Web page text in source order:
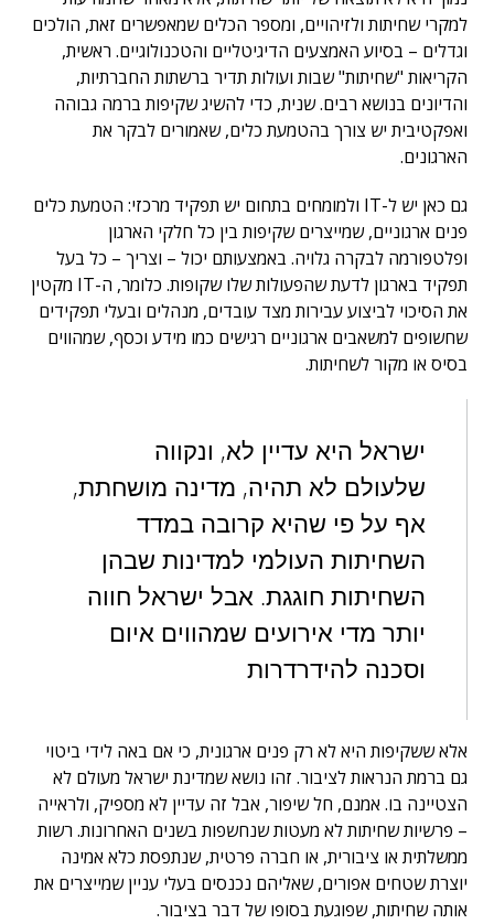
למקרי שחיתות ולזיהויים, ומספר הכלים שמאפשרים זאת, הולכים
וגדלים – בסיוע האמצעים הדיגיטליים והטכנולוגיים. ראשית,
הקריאות "שחיתות" שבות ועולות תדיר ברשתות החברתיות,
והדיונים בנושא רבים. שנית, כדי להשיג שקיפות ברמה גבוהה
ואפקטיבית יש צורך בהטמעת כלים, שאמורים לבקר את
הארגונים.
גם כאן יש ל-IT ולמומחים בתחום יש תפקיד מרכזי: הטמעת כלים
פנים ארגוניים, שמייצרים שקיפות בין כל חלקי הארגון
ופלטפורמה לבקרה גלויה. באמצעותם יכול – וצריך – כל בעל
תפקיד בארגון לדעת שהפעולות שלו שקופות. כלומר, ה-IT מקטין
את הסיכוי לביצוע עבירות מצד עובדים, מנהלים ובעלי תפקידים
שחשופים למשאבים ארגוניים רגישים כמו מידע וכסף, שמהווים
בסיס או מקור לשחיתות.
ישראל היא עדיין לא, ונקווה
שלעולם לא תהיה, מדינה מושחתת,
אף על פי שהיא קרובה במדד
השחיתות העולמי למדינות שבהן
השחיתות חוגגת. אבל ישראל חווה
יותר מדי אירועים שמהווים איום
וסכנה להידרדרות
אלא ששקיפות היא לא רק פנים ארגונית, כי אם באה לידי ביטוי
גם ברמת הנראות לציבור. זהו נושא שמדינת ישראל מעולם לא
הצטיינה בו. אמנם, חל שיפור, אבל זה עדיין לא מספיק, ולראייה
– פרשיות שחיתות לא מעטות שנחשפות בשנים האחרונות. רשות
ממשלתית או ציבורית, או חברה פרטית, שנתפסת כלא אמינה
יוצרת שטחים אפורים, שאליהם נכנסים בעלי עניין שמייצרים את
אותה שחיתות, שפוגעת בסופו של דבר בציבור.